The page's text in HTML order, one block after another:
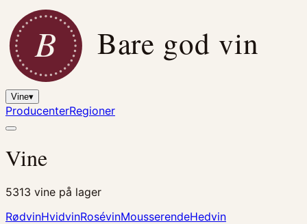
B Bare god vin
Vine▾
ProducenterRegioner
Vine
5313 vine på lager
RødvinHvidvinRosévinMousserendeHedvin